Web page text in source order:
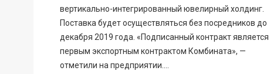
вертикально-интегрированный ювелирный холдинг.
Поставка будет осуществляться без посредников до
декабря 2019 года. «Подписанный контракт является
первым экспортным контрактом Комбината», —
отметили на предприятии....